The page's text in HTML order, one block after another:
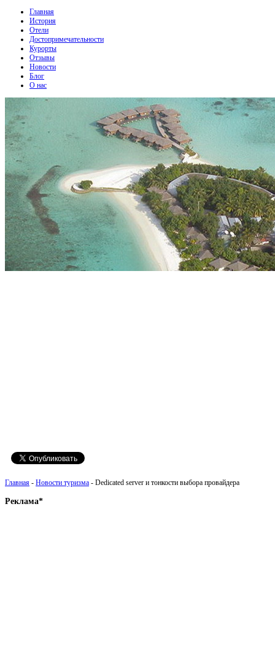
Главная
История
Отели
Достопримечательности
Курорты
Отзывы
Новости
Блог
О нас
Главная - Новости туризма - Dedicated server и тонкости выбора провайдера
Реклама*